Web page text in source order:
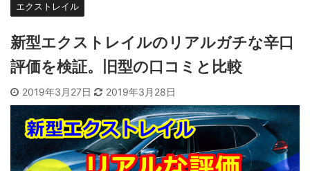
エクストレイル
新型エクストレイルのリアルガチな辛口
評価を検証。旧型の口コミと比較
2019年3月27日 2019年3月28日